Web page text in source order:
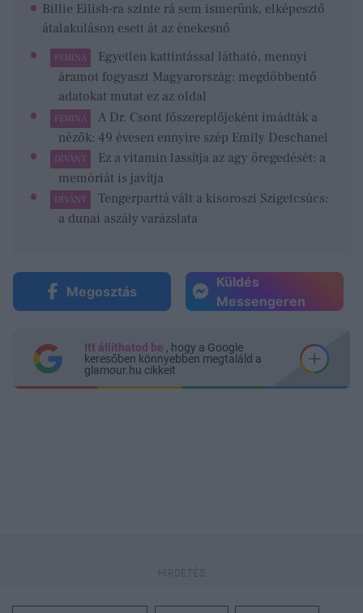
Billie Eilish-ra szinte rá sem ismerünk, elképesztő
átalakuláson esett át az énekesnő
FEMINA
Egyetlen kattintással látható, mennyi
áramot fogyaszt Magyarország: megdöbbentő
adatokat mutat ez az oldal
FEMINA
A Dr. Csont főszereplőjeként imádták a
nézők: 49 évesen ennyire szép Emily Deschanel
DÍVÁNY
Ez a vitamin lassítja az agy öregedését: a
memóriát is javítja
DÍVÁNY
Tengerparttá vált a kisoroszi Szigetcsúcs:
a dunai aszály varázslata
Megosztás
Küldés
Messengeren
Itt állíthatod be , hogy a Google
keresőben könnyebben megtaláld a
glamour.hu cikkeit